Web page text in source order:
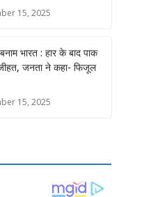
15, 2025
भारत : हार के बाद पाक
जनता ने कहा- फिजूल
15, 2025